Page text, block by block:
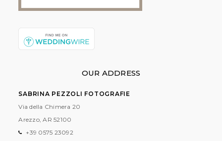
OUR ADDRESS
SABRINA PEZZOLI FOTOGRAFIE
Via della Chimera 20
Arezzo, AR 52100
+39 0575 23092